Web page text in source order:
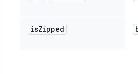
isZipped